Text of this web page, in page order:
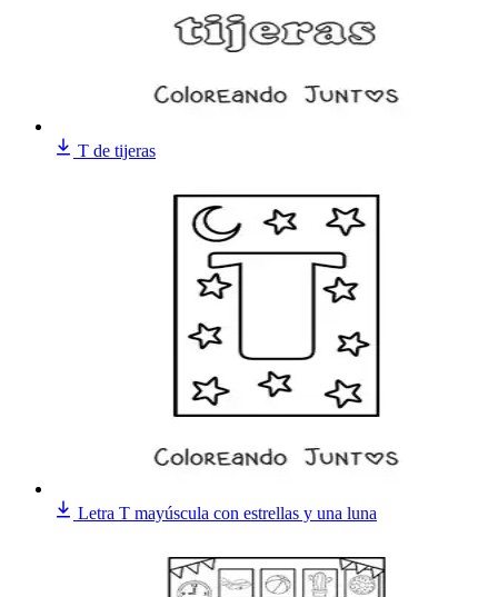
T de tijeras
Letra T mayúscula con estrellas y una luna